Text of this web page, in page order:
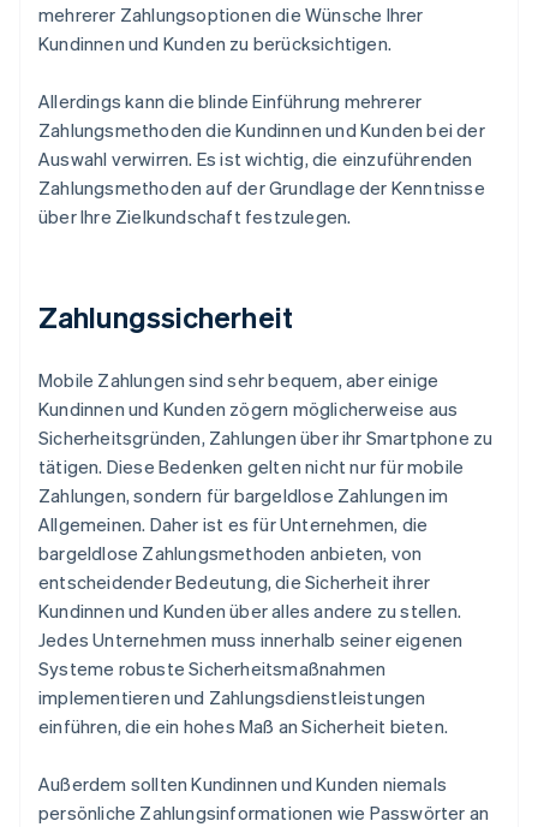
mehrerer Zahlungsoptionen die Wünsche Ihrer
Kundinnen und Kunden zu berücksichtigen.
Allerdings kann die blinde Einführung mehrerer
Zahlungsmethoden die Kundinnen und Kunden bei der
Auswahl verwirren. Es ist wichtig, die einzuführenden
Zahlungsmethoden auf der Grundlage der Kenntnisse
über Ihre Zielkundschaft festzulegen.
Zahlungssicherheit
Mobile Zahlungen sind sehr bequem, aber einige
Kundinnen und Kunden zögern möglicherweise aus
Sicherheitsgründen, Zahlungen über ihr Smartphone zu
tätigen. Diese Bedenken gelten nicht nur für mobile
Zahlungen, sondern für bargeldlose Zahlungen im
Allgemeinen. Daher ist es für Unternehmen, die
bargeldlose Zahlungsmethoden anbieten, von
entscheidender Bedeutung, die Sicherheit ihrer
Kundinnen und Kunden über alles andere zu stellen.
Jedes Unternehmen muss innerhalb seiner eigenen
Systeme robuste Sicherheitsmaßnahmen
implementieren und Zahlungsdienstleistungen
einführen, die ein hohes Maß an Sicherheit bieten.
Außerdem sollten Kundinnen und Kunden niemals
persönliche Zahlungsinformationen wie Passwörter an